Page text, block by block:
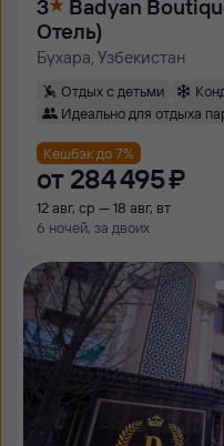
3
Badyan
Отель)
Бухара, Узбекистан
Отдых с детьми
Идеально для отдыха
Кешбэк до 7%
от 284 ⁠495 ⁠₽
12 авг, ср — 18 авг, вт
6 ночей, за двоих